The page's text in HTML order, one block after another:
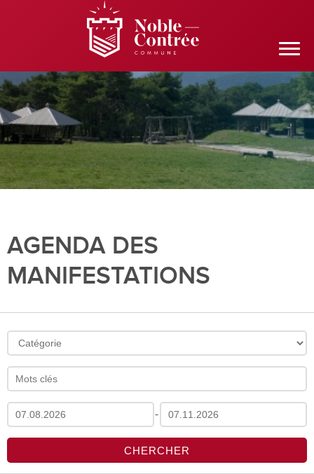
AGENDA DES
MANIFESTATIONS
-